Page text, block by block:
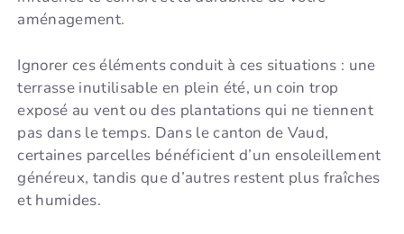
aménagement.
Ignorer ces éléments conduit à ces situations : une
terrasse inutilisable en plein été, un coin trop
exposé au vent ou des plantations qui ne tiennent
pas dans le temps. Dans le canton de Vaud,
certaines parcelles bénéficient d’un ensoleillement
généreux, tandis que d’autres restent plus fraîches
et humides.